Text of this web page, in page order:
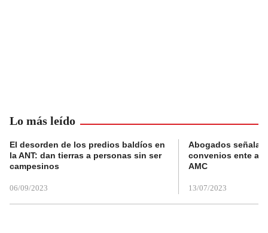
Lo más leído
El desorden de los predios baldíos en
la ANT: dan tierras a personas sin ser
campesinos
06/09/2023
Abogados
convenios ente
AMC
13/07/2023